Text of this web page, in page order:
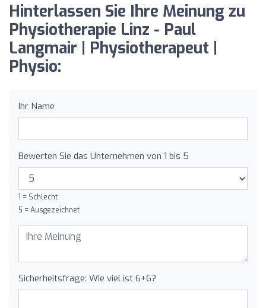
Hinterlassen Sie Ihre Meinung zu
Physiotherapie Linz - Paul
Langmair | Physiotherapeut |
Physio:
Ihr Name
Bewerten Sie das Unternehmen von 1 bis 5
1 = Schlecht
5 = Ausgezeichnet
Sicherheitsfrage: Wie viel ist 6+6?